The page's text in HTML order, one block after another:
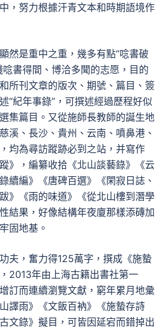
，努力根據汗青文本和時期語境作
然是重中之重，幾多有點“唸書破
書得間、博洽多聞的志愿，目的
所刊文章的版次、期號、篇目、簽
“紀年事錄”，可撰述經過歷程好似
集篇目。又從施師長教師的誕生地
溪、長沙、貴州、云南、噴鼻港、
均為尋訪蹤跡必到之站，并寫作
》，編纂收拾《北山談藝錄》《云
續編》《唐碑百選》《閑寂日誌、
》《雨的味道》《從北山樓到潛學
結果，好像結構年夜廈那樣添磚加
固地基。
夫，奮力得125萬字，撰成《施蟄
2013年由上海古籍出書社第一
訂而連續瀏覽文獻，窮年累月地彙
譯雨》《文飯百衲》《施蟄存詩
文錄》擬目，可皆因延宕而錯掉出